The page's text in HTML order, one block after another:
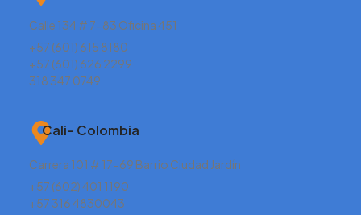
Calle 134 # 7-83 Oficina 451
+57 (601) 615 8180
+57 (601) 626 2299
318 347 0749
Cali– Colombia
Carrera 101 # 17-69 Barrio Ciudad Jardín
+57 (602) 401 1190
+57 316 4830043